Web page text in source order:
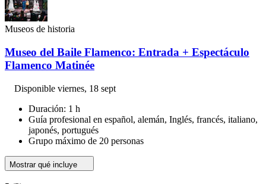
Museos de historia
Museo del Baile Flamenco: Entrada + Espectáculo
Flamenco Matinée
Disponible viernes, 18 sept
Duración: 1 h
Guía profesional en español, alemán, Inglés, francés, italiano,
japonés, portugués
Grupo máximo de 20 personas
Mostrar qué incluye